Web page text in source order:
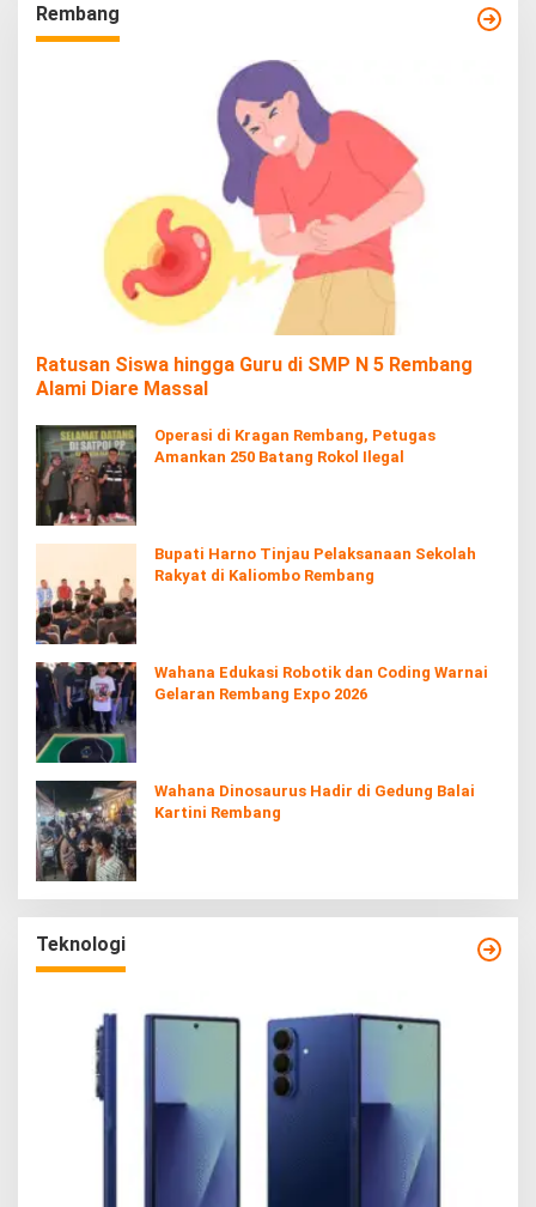
Rembang
Ratusan Siswa hingga Guru di SMP N 5 Rembang
Alami Diare Massal
Operasi di Kragan Rembang, Petugas
Amankan 250 Batang Rokol Ilegal
Bupati Harno Tinjau Pelaksanaan Sekolah
Rakyat di Kaliombo Rembang
Wahana Edukasi Robotik dan Coding Warnai
Gelaran Rembang Expo 2026
Wahana Dinosaurus Hadir di Gedung Balai
Kartini Rembang
Teknologi